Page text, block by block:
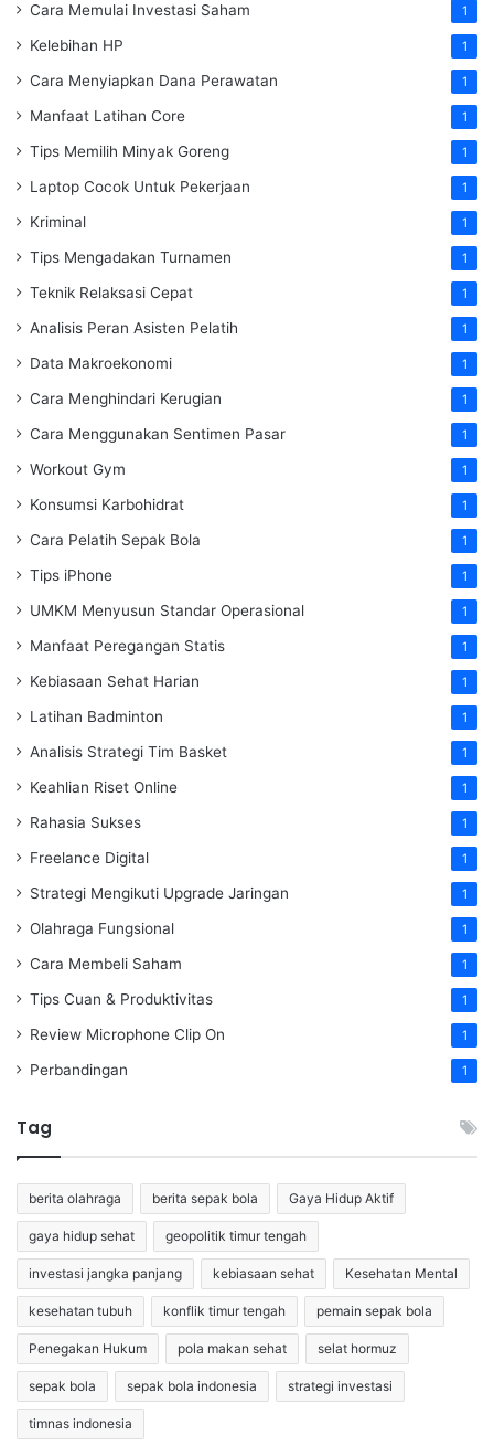
Cara Memulai Investasi Saham 1
Kelebihan HP 1
Cara Menyiapkan Dana Perawatan 1
Manfaat Latihan Core 1
Tips Memilih Minyak Goreng 1
Laptop Cocok Untuk Pekerjaan 1
Kriminal 1
Tips Mengadakan Turnamen 1
Teknik Relaksasi Cepat 1
Analisis Peran Asisten Pelatih 1
Data Makroekonomi 1
Cara Menghindari Kerugian 1
Cara Menggunakan Sentimen Pasar 1
Workout Gym 1
Konsumsi Karbohidrat 1
Cara Pelatih Sepak Bola 1
Tips iPhone 1
UMKM Menyusun Standar Operasional 1
Manfaat Peregangan Statis 1
Kebiasaan Sehat Harian 1
Latihan Badminton 1
Analisis Strategi Tim Basket 1
Keahlian Riset Online 1
Rahasia Sukses 1
Freelance Digital 1
Strategi Mengikuti Upgrade Jaringan 1
Olahraga Fungsional 1
Cara Membeli Saham 1
Tips Cuan & Produktivitas 1
Review Microphone Clip On 1
Perbandingan 1
Tag
berita olahraga berita sepak bola Gaya Hidup Aktif
gaya hidup sehat geopolitik timur tengah
investasi jangka panjang kebiasaan sehat Kesehatan Mental
kesehatan tubuh konflik timur tengah pemain sepak bola
Penegakan Hukum pola makan sehat selat hormuz
sepak bola sepak bola indonesia strategi investasi
timnas indonesia